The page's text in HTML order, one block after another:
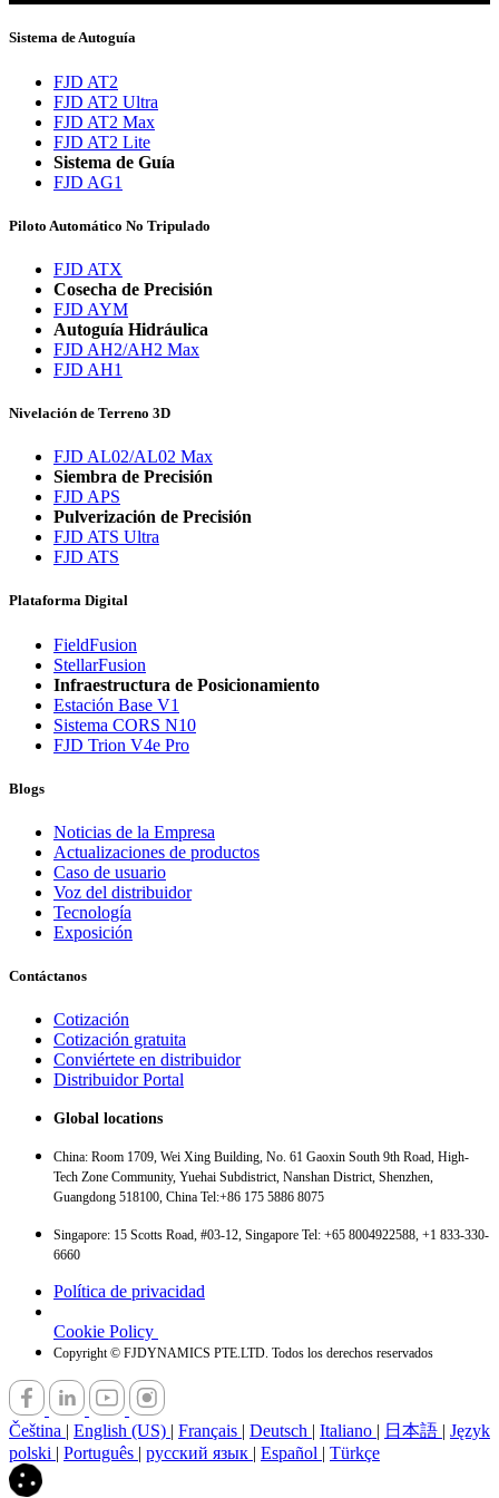
Sistema de Autoguía
FJD AT2
FJD AT2 Ultra
FJD AT2 Max
FJD AT2 Lite
Sistema de Guía
FJD AG1
Piloto Automático No Tripulado
FJD ATX
Cosecha de Precisión
FJD AYM
Autoguía Hidráulica
FJD AH2/AH2 Max
FJD AH1
Nivelación de Terreno 3D
FJD AL02/AL02 Max
Siembra de Precisión
FJD APS
Pulverización de Precisión
FJD ATS Ultra
FJD ATS
Plataforma Digital
FieldFusion
StellarFusion
Infraestructura de Posicionamiento
Estación Base V1
Sistema CORS N10
FJD Trion V4e Pro
Blogs
Noticias de la Empresa
Actualizaciones de productos
Caso de usuario
Voz del distribuidor
Tecnología
Exposición
Contáctanos
Cotización
Cotización gratuita
Conviértete en distribuidor
Distribuidor Portal
Global locations
China: Room 1709, Wei Xing Building, No. 61 Gaoxin South 9th Road, High-
Tech Zone Community, Yuehai Subdistrict, Nanshan District, Shenzhen,
Guangdong 518100, China Tel:+86 175 5886 8075
Singapore: 15 Scotts Road, #03-12, Singapore Tel: +65 8004922588, +1 833-330-
6660
Política de privacidad
Cookie Policy
Copyright © FJDYNAMICS PTE.LTD. Todos los derechos reservados
Čeština | English (US) | Français | Deutsch | Italiano | 日本語 | Język
polski | Português | русский язык | Español | Türkçe